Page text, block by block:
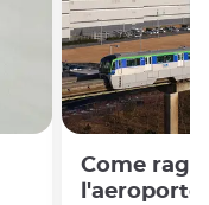
Come
l'aeroporto